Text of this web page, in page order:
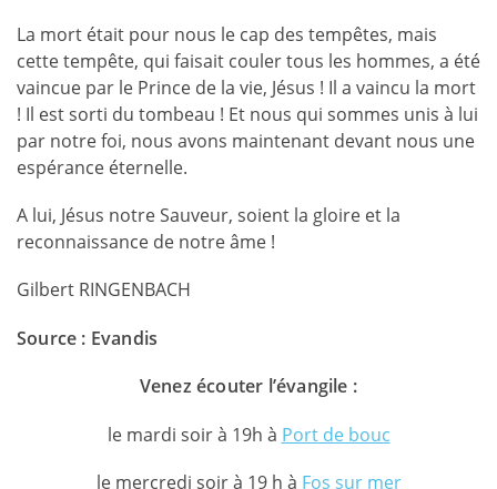
La mort était pour nous le cap des tempêtes, mais
cette tempête, qui faisait couler tous les hommes, a été
vaincue par le Prince de la vie, Jésus ! Il a vaincu la mort
! Il est sorti du tombeau ! Et nous qui sommes unis à lui
par notre foi, nous avons maintenant devant nous une
espérance éternelle.
A lui, Jésus notre Sauveur, soient la gloire et la
reconnaissance de notre âme !
Gilbert RINGENBACH
Source : Evandis
Venez écouter l’évangile :
le mardi soir à 19h à Port de bouc
le mercredi soir à 19 h à Fos sur mer